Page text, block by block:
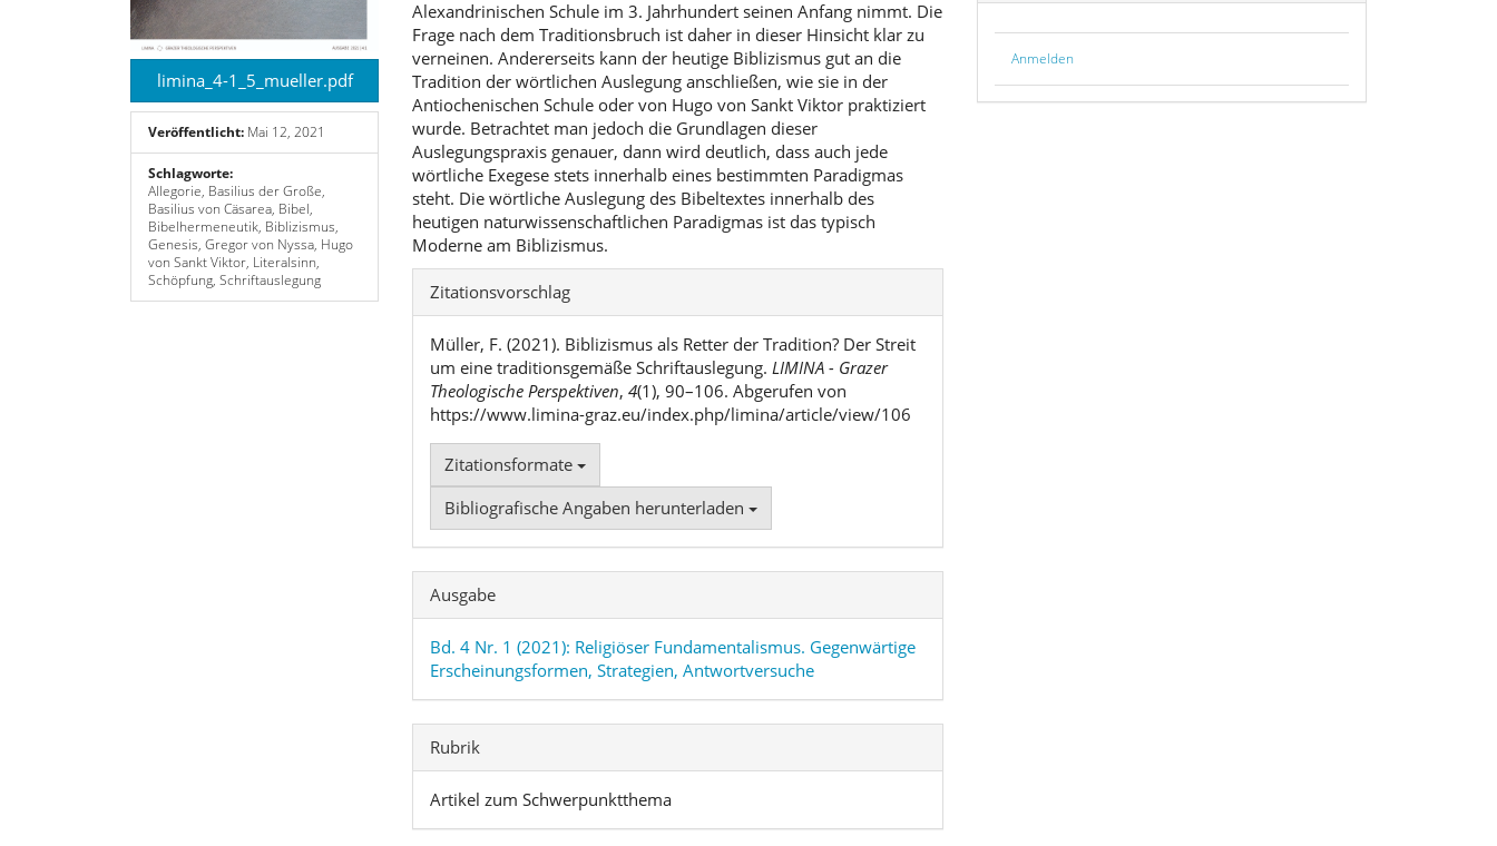
limina_4-1_5_mueller.pdf
Veröffentlicht: Mai 12, 2021
Schlagworte:
Allegorie, Basilius der Große,
Basilius von Cäsarea, Bibel,
Bibelhermeneutik, Biblizismus,
Genesis, Gregor von Nyssa, Hugo
von Sankt Viktor, Literalsinn,
Schöpfung, Schriftauslegung
Alexandrinischen Schule im 3. Jahrhundert seinen Anfang nimmt. Die
Frage nach dem Traditionsbruch ist daher in dieser Hinsicht klar zu
verneinen. Andererseits kann der heutige Biblizismus gut an die
Tradition der wörtlichen Auslegung anschließen, wie sie in der
Antiochenischen Schule oder von Hugo von Sankt Viktor praktiziert
wurde. Betrachtet man jedoch die Grundlagen dieser
Auslegungspraxis genauer, dann wird deutlich, dass auch jede
wörtliche Exegese stets innerhalb eines bestimmten Paradigmas
steht. Die wörtliche Auslegung des Bibeltextes innerhalb des
heutigen naturwissenschaftlichen Paradigmas ist das typisch
Moderne am Biblizismus.
Artikel-
Details
Zitationsvorschlag
Müller, F. (2021). Biblizismus als Retter der Tradition? Der Streit
um eine traditionsgemäße Schriftauslegung.LIMINA - Grazer
Theologische Perspektiven,4(1), 90–106. Abgerufen von
https://www.limina-graz.eu/index.php/limina/article/view/106
Zitationsformate
Bibliografische Angaben herunterladen
Ausgabe
Bd. 4 Nr. 1 (2021): Religiöser Fundamentalismus. Gegenwärtige
Erscheinungsformen, Strategien, Antwortversuche
Rubrik
Artikel zum Schwerpunktthema
Anmelden